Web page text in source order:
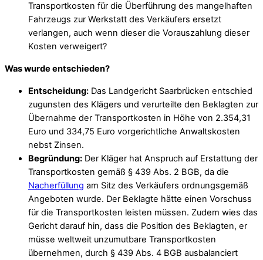
Transportkosten für die Überführung des mangelhaften
Fahrzeugs zur Werkstatt des Verkäufers ersetzt
verlangen, auch wenn dieser die Vorauszahlung dieser
Kosten verweigert?
Was wurde entschieden?
Entscheidung: Das Landgericht Saarbrücken entschied
zugunsten des Klägers und verurteilte den Beklagten zur
Übernahme der Transportkosten in Höhe von 2.354,31
Euro und 334,75 Euro vorgerichtliche Anwaltskosten
nebst Zinsen.
Begründung: Der Kläger hat Anspruch auf Erstattung der
Transportkosten gemäß § 439 Abs. 2 BGB, da die
Nacherfüllung am Sitz des Verkäufers ordnungsgemäß
Angeboten wurde. Der Beklagte hätte einen Vorschuss
für die Transportkosten leisten müssen. Zudem wies das
Gericht darauf hin, dass die Position des Beklagten, er
müsse weltweit unzumutbare Transportkosten
übernehmen, durch § 439 Abs. 4 BGB ausbalanciert